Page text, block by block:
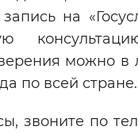
на
можно в
по всей стране.
звоните по